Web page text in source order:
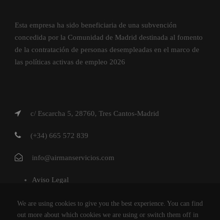
Esta empresa ha sido beneficiaria de una subvención
concedida por la Comunidad de Madrid destinada al fomento
de la contratación de personas desempleadas en el marco de
las políticas activas de empleo 2026
c/ Escarcha 5, 28760, Tres Cantos-Madrid
(+34) 665 572 839
info@airmanservicios.com
Aviso Legal
Política de Cookies
We are using cookies to give you the best experience. You can find
out more about which cookies we are using or switch them off in